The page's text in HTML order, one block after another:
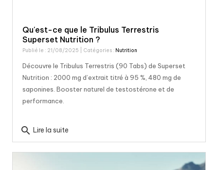
Qu'est-ce que le Tribulus Terrestris
Superset Nutrition ?
Publié le : 21/08/2025 | Catégories : Nutrition
Découvre le Tribulus Terrestris (90 Tabs) de Superset
Nutrition : 2000 mg d’extrait titré à 95 %, 480 mg de
saponines. Booster naturel de testostérone et de
performance.
search Lire la suite